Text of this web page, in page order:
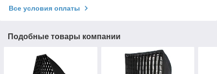
Все условия оплаты
Подобные товары компании